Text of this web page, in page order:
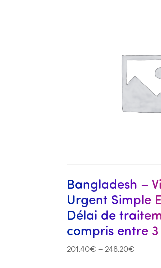
Bangladesh –
Urgent Simple
Délai de
compris entre
201.40€ – 248.20€